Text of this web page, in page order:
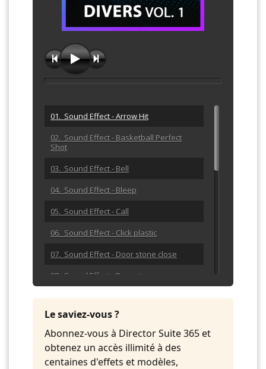
01. Sound Effect - Arrow Hit
02. Sound Effect - Basketball Perfect
Shot
03. Sound Effect - Bell
04. Sound Effect - Bleep
05. Sound Effect - Call
06. Sound Effect - Click plastic
07. Sound Effect - Door stone close
08. Sound Effect - Door stone open
09. Sound Effect - Golf Hit
10. Sound Effect - Heavy Hit
11. Sound Effect - Hit Smash
12. Sound Effect - Landslide 01
Le saviez-vous ?
Abonnez-vous à Director Suite 365 et
obtenez un accès illimité à des
centaines d'effets et modèles,